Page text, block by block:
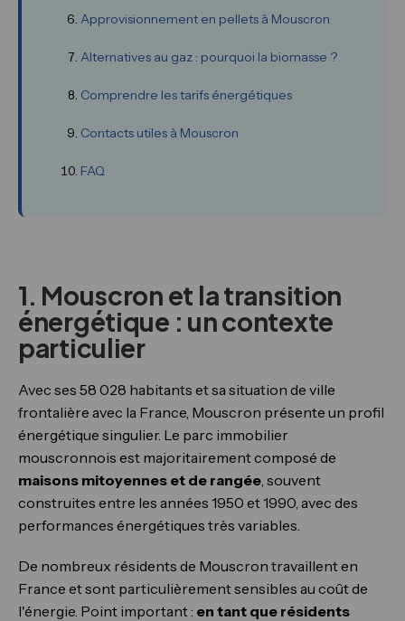
Approvisionnement en pellets à Mouscron
Alternatives au gaz : pourquoi la biomasse ?
Comprendre les tarifs énergétiques
Contacts utiles à Mouscron
FAQ
1. Mouscron et la transition
énergétique : un contexte
particulier
Avec ses 58 028 habitants et sa situation de ville
frontalière avec la France, Mouscron présente un profil
énergétique singulier. Le parc immobilier
mouscronnois est majoritairement composé de
maisons mitoyennes et de rangée, souvent
construites entre les années 1950 et 1990, avec des
performances énergétiques très variables.
De nombreux résidents de Mouscron travaillent en
France et sont particulièrement sensibles au coût de
l'énergie. Point important : en tant que résidents